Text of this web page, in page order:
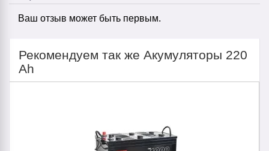
Ваш отзыв может быть первым.
Рекомендуем так же Акумуляторы 220
Ah